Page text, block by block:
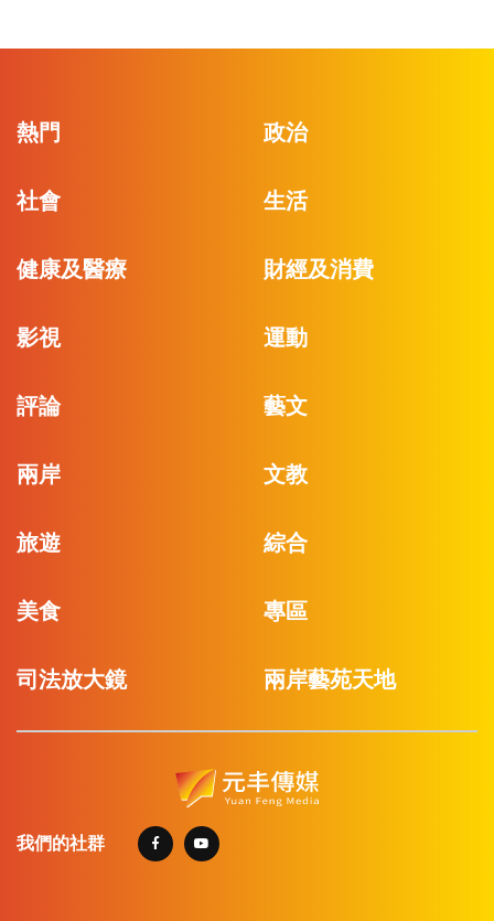
熱門 政治
社會 生活
健康及醫療 財經及消費
影視 運動
評論 藝文
兩岸 文教
旅遊 綜合
美食 專區
司法放大鏡 兩岸藝苑天地
我們的社群